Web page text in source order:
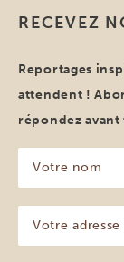
RECEVEZ
Reportages
attendent !
répondez avant
nom
(Nécessaire)
adresse
e-